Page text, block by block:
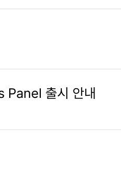
출시 안내